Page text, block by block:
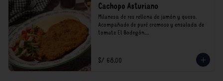
Cachopo Asturiano
Milanesa de res rellena de jamón y queso.
Acompañado de puré cremoso y ensalada de
tomate El Bodegón.
incluyen impuestos de ley y recargo al
consumo.
S/ 68.00